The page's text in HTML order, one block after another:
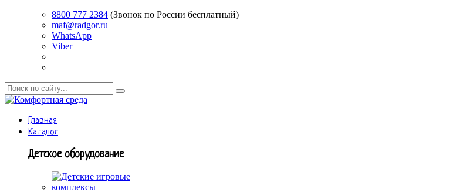
8800 777 2384 (Звонок по России бесплатный)
maf@radgor.ru
WhatsApp
Viber
Главная
Каталог
Детское оборудование